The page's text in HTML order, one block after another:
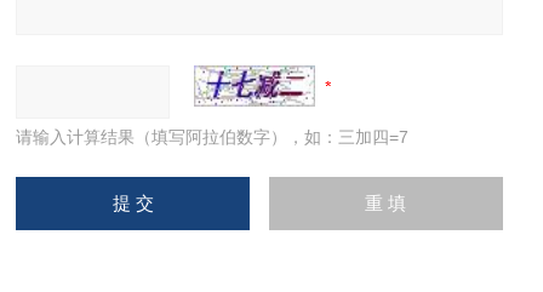
请输入计算结果（填写阿拉伯数字），如：三加四=7